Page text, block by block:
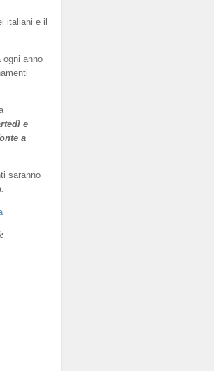
italiani e il
ogni anno
e
a
saranno
: